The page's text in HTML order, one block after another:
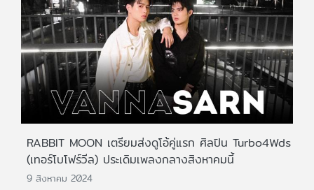
RABBIT MOON เตรียมส่งดูโอ้คู่แรก ศิลปิน Turbo4Wds
(เทอร์โบโฟร์วีล) ประเดิมเพลงกลางสิงหาคมนี้
9 สิงหาคม 2024